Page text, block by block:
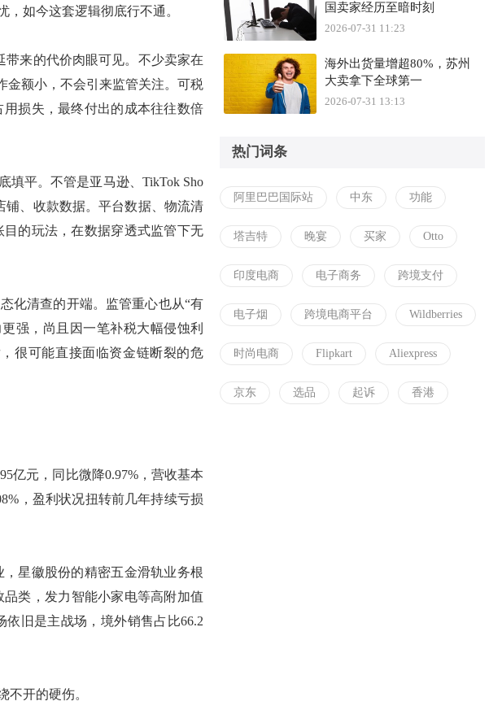
如今这套逻辑彻底行不通。
带来的代价肉眼可见。不少卖家在
金额小，不会引来监管关注。可税
损失，最终付出的成本往往数倍
填平。不管是亚马逊、TikTok Sho
铺、收款数据。平台数据、物流清
的玩法，在数据穿透式监管下无
化清查的开端。监管重心也从“有
强，尚且因一笔补税大幅侵蚀利
很可能直接面临资金链断裂的危
亿元，同比微降0.97%，营收基本
，盈利状况扭转前几年持续亏损
星徽股份的精密五金滑轨业务根
类，发力智能小家电等高附加值
旧是主战场，境外销售占比66.2
开的硬伤。
国卖家经历至暗时刻
2026-07-31 11:23
海外出货量增超80%，苏州
大卖拿下全球第一
2026-07-31 13:13
热门词条
阿里巴巴国际站 中东 功能
塔吉特 晚宴 买家 Otto
印度电商 电子商务 跨境支付
电子烟 跨境电商平台 Wildberries
时尚电商 Flipkart Aliexpress
京东 选品 起诉 香港